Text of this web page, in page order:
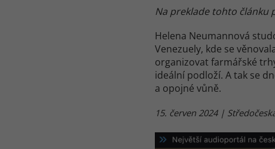
Na preklade tohto článku
Helena Neumannová
Venezuely, kde se
organizovat farmářské
ideální podloží. A tak se
a opojné vůně.
15. červen 2024 |